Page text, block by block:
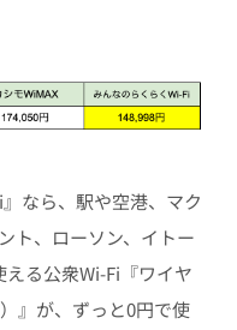
なら、駅や空港、マク
ト、ローソン、イトー
る公衆Wi-Fi『ワイヤ
』が、ずっと0円で使